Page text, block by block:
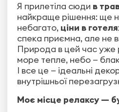
Я прилетіла сюди в
найкраще рішення: ще
небагато, ціни в
спека приємна, але не
Природа в цей час уже
море тепле, небо —
І все це — ідеальні
внутрішньої
Моє місце релаксу —